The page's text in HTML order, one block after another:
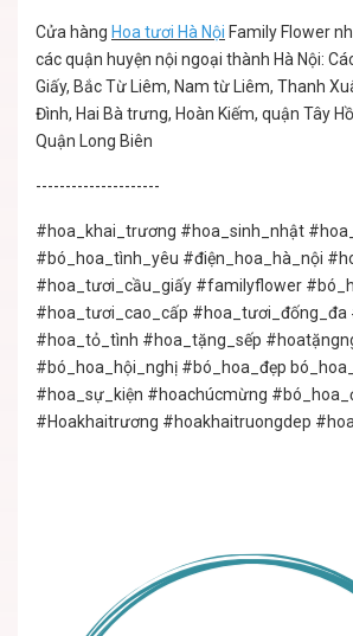
Cửa hàng Hoa tươi Hà Nội Family Flower
các quận huyện nội ngoại thành Hà Nội:
Giấy, Bắc Từ Liêm, Nam từ Liêm, Thanh
Đình, Hai Bà trưng, Hoàn Kiếm, quận Tây
Quận Long Biên
---------------------
#hoa_khai_trương #hoa_sinh_nhật
#bó_hoa_tình_yêu #điện_hoa_hà_nội
#hoa_tươi_cầu_giấy #familyflower
#hoa_tươi_cao_cấp #hoa_tươi_đống_đa
#hoa_tỏ_tình #hoa_tặng_sếp
#bó_hoa_hội_nghị #bó_hoa_đẹp
#hoa_sự_kiện #hoachúcmừng
#Hoakhaitrương #hoakhaitruongdep